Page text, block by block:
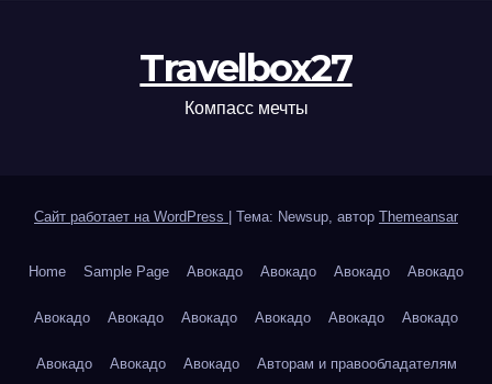
Travelbox27
Компасс мечты
Сайт работает на WordPress Тема: Newsup, автор Themeansar
Home Sample Page Авокадо Авокадо Авокадо Авокадо
Авокадо Авокадо Авокадо Авокадо Авокадо Авокадо
Авокадо Авокадо Авокадо Авторам и правообладателям